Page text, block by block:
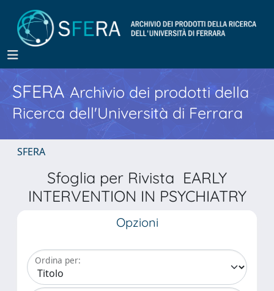
SFERA Archivio dei prodotti della
Ricerca dell'Università di Ferrara
SFERA
Sfoglia per Rivista EARLY
INTERVENTION IN PSYCHIATRY
Opzioni
Ordina per: